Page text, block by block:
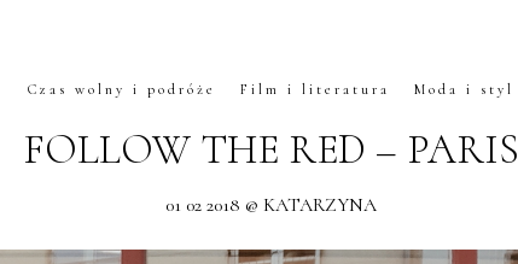
Czas wolny i podróże Film i literatura Moda i styl
FOLLOW THE RED – PARIS
01 02 2018 @ KATARZYNA